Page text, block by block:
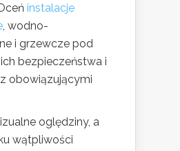
instalacje
, wodno-
i grzewcze pod
bezpieczeństwa i
obowiązującymi
oględziny, a
wątpliwości